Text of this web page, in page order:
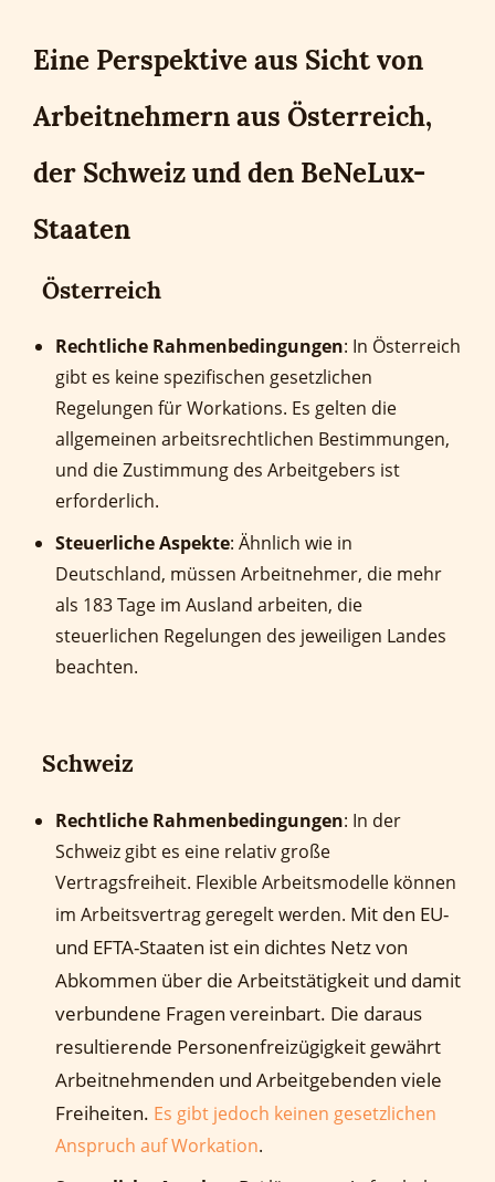
Eine Perspektive aus Sicht von
Arbeitnehmern aus Österreich,
der Schweiz und den BeNeLux-
Staaten
Österreich
Rechtliche Rahmenbedingungen: In Österreich
gibt es keine spezifischen gesetzlichen
Regelungen für Workations. Es gelten die
allgemeinen arbeitsrechtlichen Bestimmungen,
und die Zustimmung des Arbeitgebers ist
erforderlich.
Steuerliche Aspekte: Ähnlich wie in
Deutschland, müssen Arbeitnehmer, die mehr
als 183 Tage im Ausland arbeiten, die
steuerlichen Regelungen des jeweiligen Landes
beachten.
Schweiz
Rechtliche Rahmenbedingungen: In der
Schweiz gibt es eine relativ große
Vertragsfreiheit. Flexible Arbeitsmodelle können
im Arbeitsvertrag geregelt werden. Mit den EU-
und EFTA-Staaten ist ein dichtes Netz von
Abkommen über die Arbeitstätigkeit und damit
verbundene Fragen vereinbart. Die daraus
resultierende Personenfreizügigkeit gewährt
Arbeitnehmenden und Arbeitgebenden viele
Freiheiten. Es gibt jedoch keinen gesetzlichen
Anspruch auf Workation.